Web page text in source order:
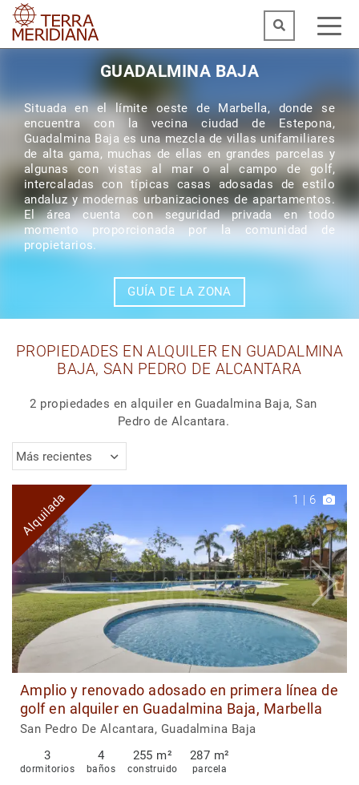
GUADALMINA BAJA
Situada en el límite oeste de Marbella, donde se
encuentra con la vecina ciudad de Estepona,
Guadalmina Baja es una mezcla de villas unifamiliares
de alta gama, muchas de ellas en grandes parcelas y
algunas con vistas al mar o al campo de golf,
intercaladas con típicas casas adosadas de estilo
andaluz y modernas urbanizaciones de apartamentos.
El área cuenta con seguridad privada en todo
momento proporcionada por la comunidad de
propietarios.
GUÍA DE LA ZONA
PROPIEDADES EN ALQUILER EN GUADALMINA
BAJA, SAN PEDRO DE ALCANTARA
2 propiedades en alquiler en Guadalmina Baja, San
Pedro de Alcantara.
Más recientes
Alquilada 1 | 6
Amplio y renovado adosado en primera línea de
golf en alquiler en Guadalmina Baja, Marbella
San Pedro De Alcantara, Guadalmina Baja
3
dormitorios
4
baños
255 m²
construido
287 m²
parcela